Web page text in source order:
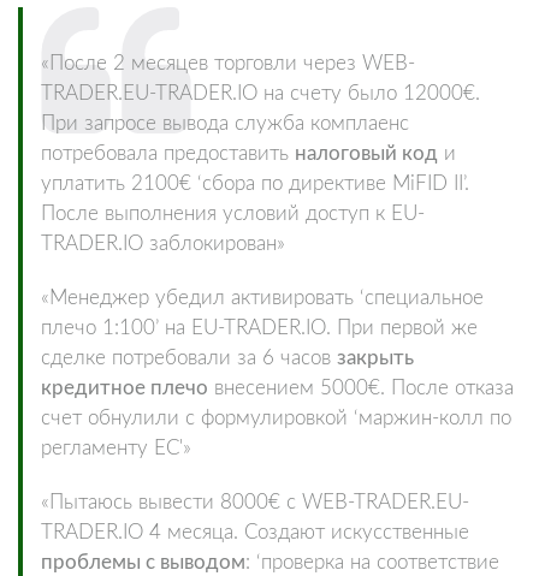
«После 2 месяцев торговли через WEB-
TRADER.EU-TRADER.IO на счету было 12000€.
При запросе вывода служба комплаенс
потребовала предоставить налоговый код и
уплатить 2100€ ‘сбора по директиве MiFID II’.
После выполнения условий доступ к EU-
TRADER.IO заблокирован»
«Менеджер убедил активировать ‘специальное
плечо 1:100’ на EU-TRADER.IO. При первой же
сделке потребовали за 6 часов закрыть
кредитное плечо внесением 5000€. После отказа
счет обнулили с формулировкой ‘маржин-колл по
регламенту ЕС'»
«Пытаюсь вывести 8000€ с WEB-TRADER.EU-
TRADER.IO 4 месяца. Создают искусственные
проблемы с выводом: ‘проверка на соответствие